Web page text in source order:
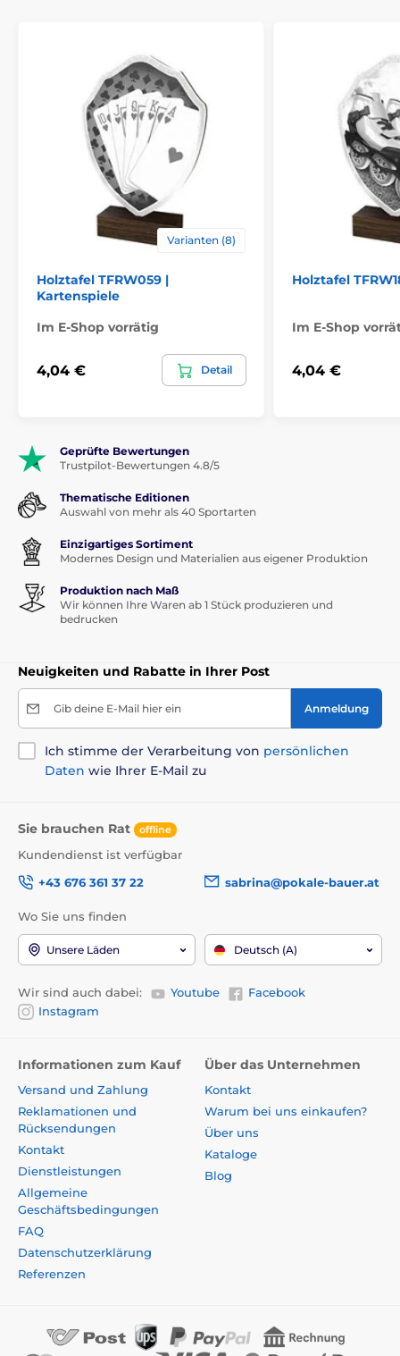
Bedruckung des
Emblems
Varianten (8)
Holztafel TFRW059 |
Kartenspiele
Im E-Shop vorrätig
4,04 € Detail
Holztafel
Im E-Shop
4,04 €
Geprüfte Bewertungen
Trustpilot-Bewertungen 4.8/5
Thematische Editionen
Auswahl von mehr als 40 Sportarten
Einzigartiges Sortiment
Modernes Design und Materialien aus eigener Produktion
Produktion nach Maß
Wir können Ihre Waren ab 1 Stück produzieren und
bedrucken
Neuigkeiten und Rabatte in Ihrer Post
Gib deine E-Mail hier ein Anmeldung
Ich stimme der Verarbeitung von persönlichen
Daten wie Ihrer E-Mail zu
Sie brauchen Rat offline
Kundendienst ist verfügbar
+43 676 361 37 22
sabrina@pokale-bauer.at
Wo Sie uns finden
Unsere Läden Deutsch (A)
Wir sind auch dabei: Youtube
Facebook
Instagram
Informationen zum Kauf
Versand und Zahlung
Reklamationen und
Rücksendungen
Kontakt
Dienstleistungen
Allgemeine
Geschäftsbedingungen
FAQ
Datenschutzerklärung
Referenzen
Über das Unternehmen
Kontakt
Warum bei uns einkaufen?
Über uns
Kataloge
Blog